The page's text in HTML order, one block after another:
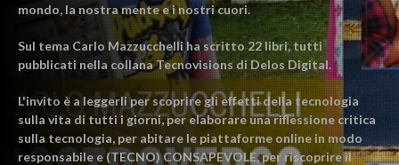
mondo, la nostra mente e i nostri cuori.
Sul tema Carlo Mazzucchelli ha scritto 22 libri, tutti
pubblicati nella collana Tecnovisions di Delos Digital.
L'invito è a leggerli per scoprire gli effetti della tecnologia
sulla vita di tutti i giorni, per elaborare una riflessione critica
sulla tecnologia, per abitare le piattaforme online in modo
responsabile e (TECNO) CONSAPEVOLE, per riscoprire il